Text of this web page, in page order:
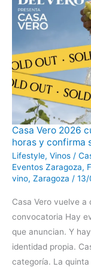
Casa Vero 2026
horas y confirma
Lifestyle, Vinos /
Eventos Zaragoza,
vino, Zaragoza /
Casa Vero vuelve a
convocatoria Hay
que anuncian. Y
identidad propia.
categoría. La quinta
Casa
Vero
2026
cuelga
el
cartel
de
completo
solo
24
horas
y
confirma
su
tirón
en
Zaragoza